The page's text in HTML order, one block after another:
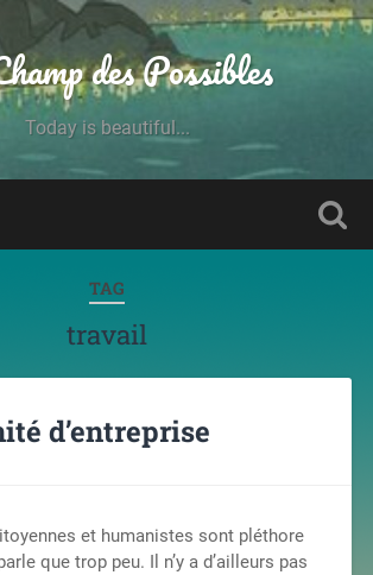
des Possibles
Today is beautiful...
TAG
travail
d’entreprise
et humanistes sont pléthore
que trop peu. Il n’y a d’ailleurs pas